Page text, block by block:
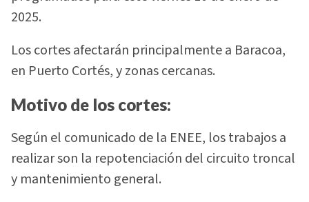
2025.
Los cortes afectarán principalmente a Baracoa,
en Puerto Cortés, y zonas cercanas.
Motivo de los cortes:
Según el comunicado de la ENEE, los trabajos a
realizar son la repotenciación del circuito troncal
y mantenimiento general.